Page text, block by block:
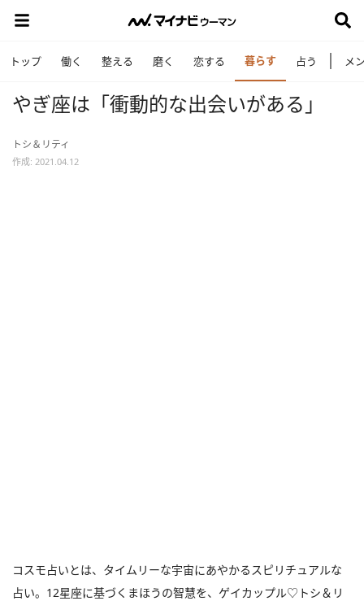
トップ 働く 整える 磨く 恋する 暮らす 占う メ
やぎ座は「衝動的な出会いがある」
トシ＆リティ
作成: 2021.04.12
コスモ占いとは、タイムリーな宇宙にあやかるスピリチュアルな
占い。12星座に基づくまほうの智慧を、ゲイカップル♡トシ＆リ